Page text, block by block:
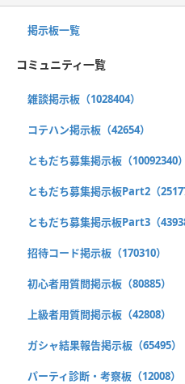
掲示板一覧
コミュニティ一覧
雑談掲示板（1028404）
コテハン掲示板（42654）
ともだち募集掲示板（10092340）
ともだち募集掲示板Part2（
ともだち募集掲示板Part3（
招待コード掲示板（170310）
初心者用質問掲示板（80885）
上級者用質問掲示板（42808）
ガシャ結果報告掲示板（65495）
パーティ診断・考察板（12008）